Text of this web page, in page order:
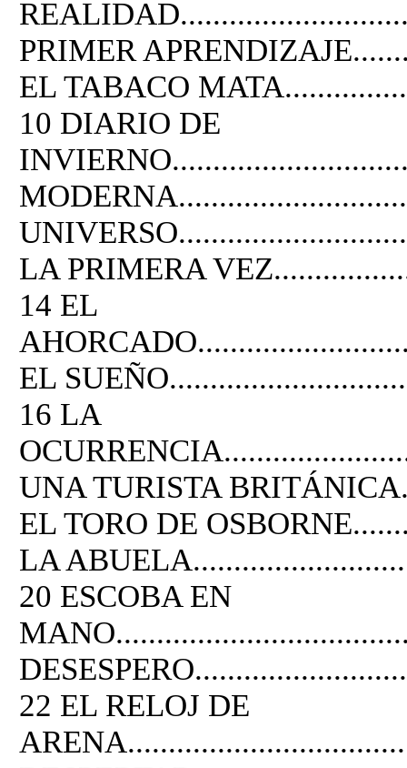
PRIMER
EL TABACO
10 DIARIO DE
LA PRIMERA
14 EL
EL
16 LA
UNA TURISTA
EL TORO DE
LA
20 ESCOBA EN
22 EL RELOJ DE